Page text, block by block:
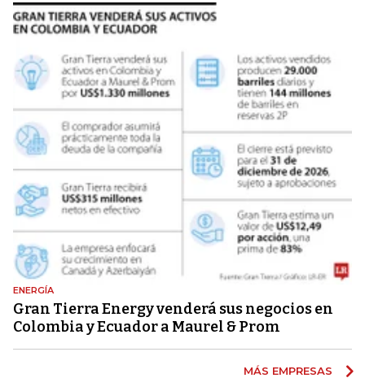
ENERGÍA
Gran Tierra Energy venderá sus negocios en
Colombia y Ecuador a Maurel & Prom
MÁS EMPRESAS